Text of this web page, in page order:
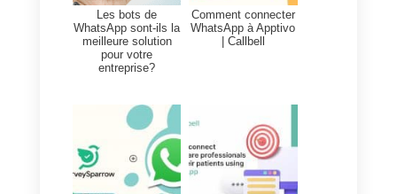
Cela signifie que nos
représentants commerciaux
doivent s’efforcer davantage de
maintenir un contact permanent.
L’envoi d’un plus grand nombre